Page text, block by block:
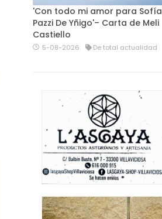
'Con todo mi amor para Sofía
Pazzi De Yñigo'– Carta de Meli
Castiello
5-08-2026 De total actualidad